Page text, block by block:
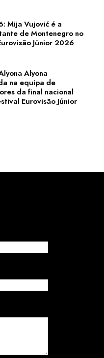
Mija Vujović é a
de Montenegro no
Júnior 2026
Alyona
na equipa de
da final nacional
Eurovisão Júnior